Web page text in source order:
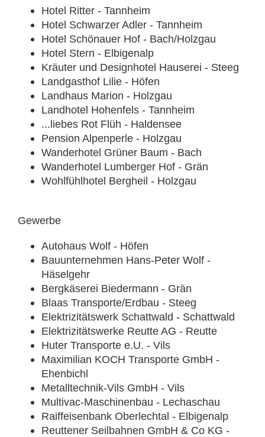
Hotel Ritter - Tannheim
Hotel Schwarzer Adler - Tannheim
Hotel Schönauer Hof - Bach/Holzgau
Hotel Stern - Elbigenalp
Kräuter und Designhotel Hauserei - Steeg
Landgasthof Lilie - Höfen
Landhaus Marion - Holzgau
Landhotel Hohenfels - Tannheim
...liebes Rot Flüh - Haldensee
Pension Alpenperle - Holzgau
Wanderhotel Grüner Baum - Bach
Wanderhotel Lumberger Hof - Grän
Wohlfühlhotel Bergheil - Holzgau
Gewerbe
Autohaus Wolf - Höfen
Bauunternehmen Hans-Peter Wolf -
Häselgehr
Bergkäserei Biedermann - Grän
Blaas Transporte/Erdbau - Steeg
Elektrizitätswerk Schattwald - Schattwald
Elektrizitätswerke Reutte AG - Reutte
Huter Transporte e.U. - Vils
Maximilian KOCH Transporte GmbH -
Ehenbichl
Metalltechnik-Vils GmbH - Vils
Multivac-Maschinenbau - Lechaschau
Raiffeisenbank Oberlechtal - Elbigenalp
Reuttener Seilbahnen GmbH & Co KG -